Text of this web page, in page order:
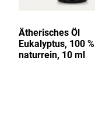
Ätherisches Öl
Eukalyptus, 100 %
naturrein, 10 ml